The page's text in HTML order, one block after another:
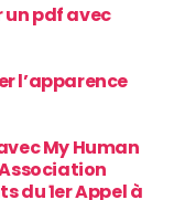
un pdf avec
l’apparence
My Human
du 1er Appel à